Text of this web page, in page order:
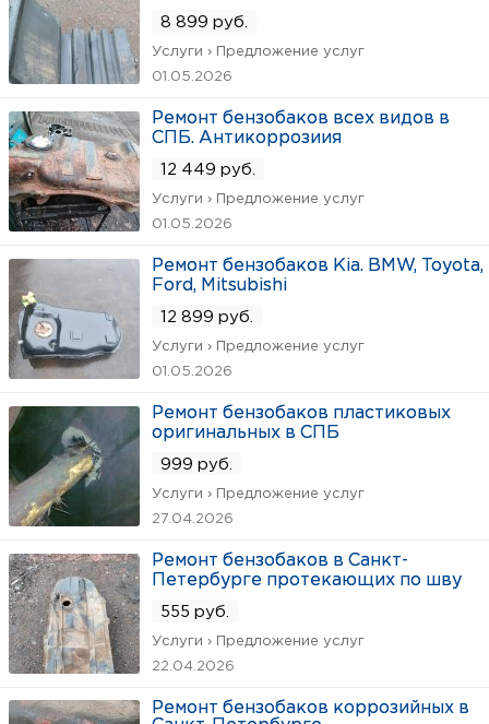
8 899 руб.
Услуги › Предложение услуг
01.05.2026
Ремонт бензобаков всех видов в
СПБ. Антикоррозиия
12 449 руб.
Услуги › Предложение услуг
01.05.2026
Ремонт бензобаков Kia. BMW, Toyota,
Ford, Mitsubishi
12 899 руб.
Услуги › Предложение услуг
01.05.2026
Ремонт бензобаков пластиковых
оригинальных в СПБ
999 руб.
Услуги › Предложение услуг
27.04.2026
Ремонт бензобаков в Санкт-
Петербурге протекающих по шву
555 руб.
Услуги › Предложение услуг
22.04.2026
Ремонт бензобаков коррозийных в